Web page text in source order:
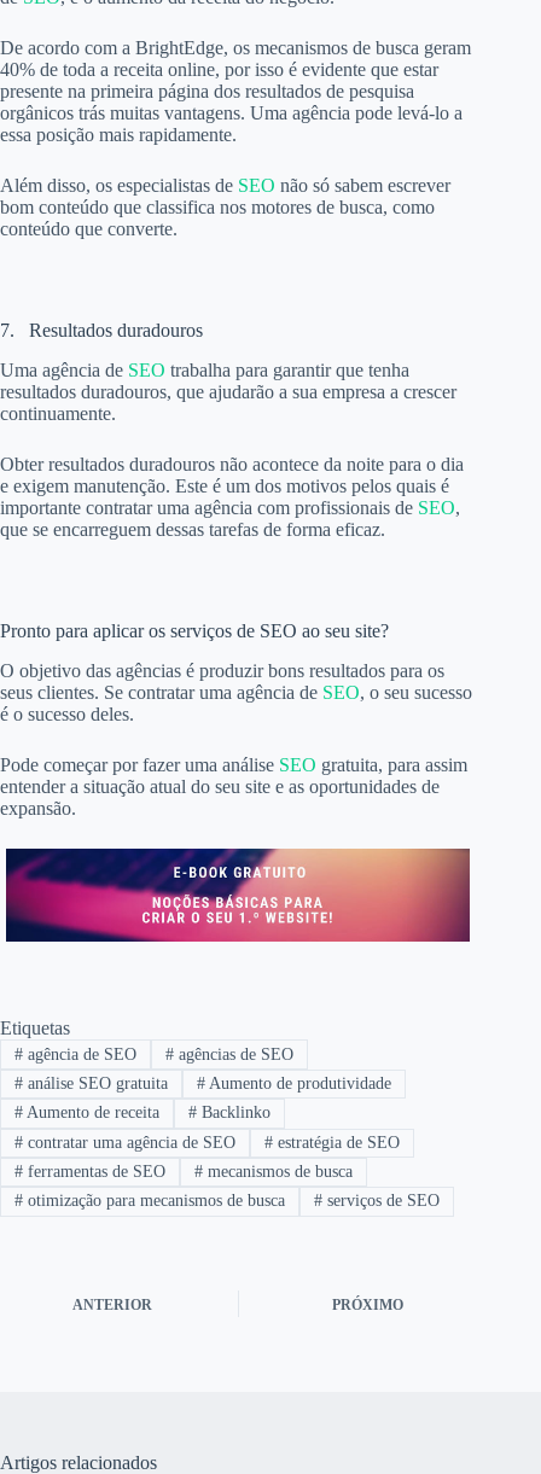
De acordo com a BrightEdge, os mecanismos de busca geram
40% de toda a receita online, por isso é evidente que estar
presente na primeira página dos resultados de pesquisa
orgânicos trás muitas vantagens. Uma agência pode levá-lo a
essa posição mais rapidamente.
Além disso, os especialistas de SEO não só sabem escrever
bom conteúdo que classifica nos motores de busca, como
conteúdo que converte.
7. Resultados duradouros
Uma agência de SEO trabalha para garantir que tenha
resultados duradouros, que ajudarão a sua empresa a crescer
continuamente.
Obter resultados duradouros não acontece da noite para o dia
e exigem manutenção. Este é um dos motivos pelos quais é
importante contratar uma agência com profissionais de SEO,
que se encarreguem dessas tarefas de forma eficaz.
Pronto para aplicar os serviços de SEO ao seu site?
O objetivo das agências é produzir bons resultados para os
seus clientes. Se contratar uma agência de SEO, o seu sucesso
é o sucesso deles.
Pode começar por fazer uma análise SEO gratuita, para assim
entender a situação atual do seu site e as oportunidades de
expansão.
Etiquetas
#agência de SEO #agências de SEO
#análise SEO gratuita #Aumento de produtividade
#Aumento de receita #Backlinko
#contratar uma agência de SEO #estratégia de SEO
#ferramentas de SEO #mecanismos de busca
#otimização para mecanismos de busca #serviços de SEO
ANTERIOR PRÓXIMO
Artigos relacionados